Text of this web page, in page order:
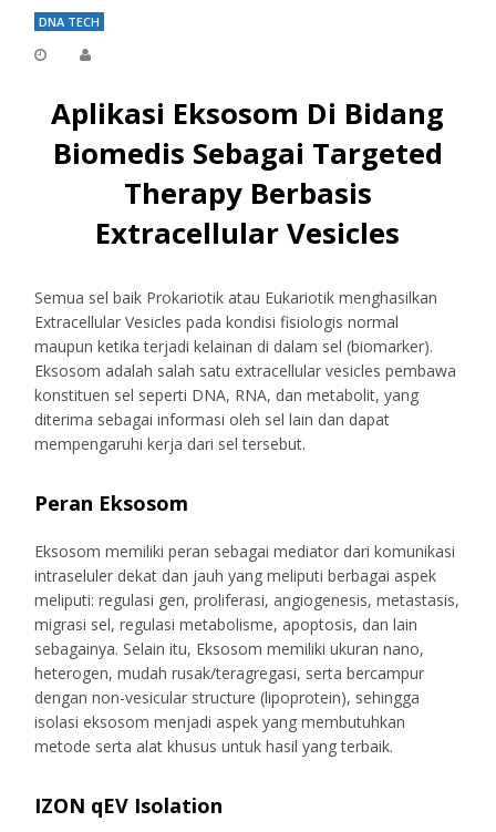
DNA TECH
Aplikasi Eksosom Di Bidang
Biomedis Sebagai Targeted
Therapy Berbasis
Extracellular Vesicles
Semua sel baik Prokariotik atau Eukariotik menghasilkan
Extracellular Vesicles pada kondisi fisiologis normal
maupun ketika terjadi kelainan di dalam sel (biomarker).
Eksosom adalah salah satu extracellular vesicles pembawa
konstituen sel seperti DNA, RNA, dan metabolit, yang
diterima sebagai informasi oleh sel lain dan dapat
mempengaruhi kerja dari sel tersebut.
Peran Eksosom
Eksosom memiliki peran sebagai mediator dari komunikasi
intraseluler dekat dan jauh yang meliputi berbagai aspek
meliputi: regulasi gen, proliferasi, angiogenesis, metastasis,
migrasi sel, regulasi metabolisme, apoptosis, dan lain
sebagainya. Selain itu, Eksosom memiliki ukuran nano,
heterogen, mudah rusak/teragregasi, serta bercampur
dengan non-vesicular structure (lipoprotein), sehingga
isolasi eksosom menjadi aspek yang membutuhkan
metode serta alat khusus untuk hasil yang terbaik.
IZON qEV Isolation